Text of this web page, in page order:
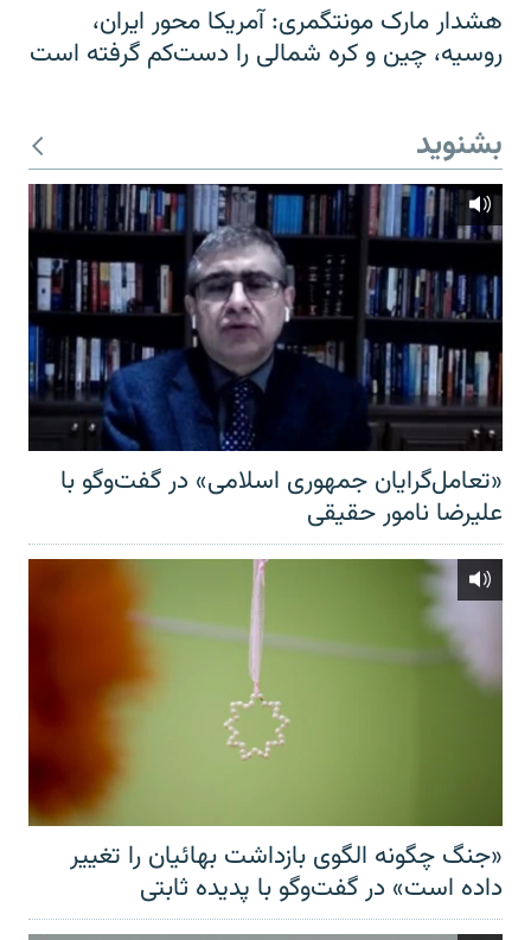
هشدار مارک مونتگمری: آمریکا محور ایران،
روسیه، چین و کره شمالی را دست‌کم گرفته است
بشنوید
«تعامل‌گرایان جمهوری اسلامی» در گفت‌وگو با
علیرضا نامور حقیقی
«جنگ چگونه الگوی بازداشت بهائیان را تغییر
داده است» در گفت‌وگو با پدیده ثابتی